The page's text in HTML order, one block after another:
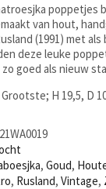
poppetjes
van hout,
(1991) met
deze leuke
goed als nieuw
H 19,5, D
21WA0019
, Goud,
, Rusland, Vintage,